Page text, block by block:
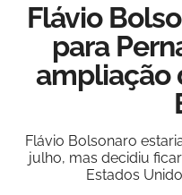
Flávio
para
ampliação
Flávio Bolsonaro
julho, mas decidiu
Estados